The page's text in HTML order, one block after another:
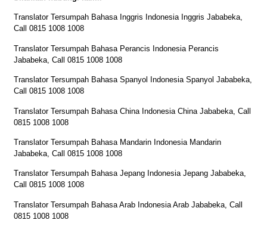
Translator Tersumpah Bahasa Inggris Indonesia Inggris Jababeka,
Call 0815 1008 1008
Translator Tersumpah Bahasa Perancis Indonesia Perancis
Jababeka, Call 0815 1008 1008
Translator Tersumpah Bahasa Spanyol Indonesia Spanyol Jababeka,
Call 0815 1008 1008
Translator Tersumpah Bahasa China Indonesia China Jababeka, Call
0815 1008 1008
Translator Tersumpah Bahasa Mandarin Indonesia Mandarin
Jababeka, Call 0815 1008 1008
Translator Tersumpah Bahasa Jepang Indonesia Jepang Jababeka,
Call 0815 1008 1008
Translator Tersumpah Bahasa Arab Indonesia Arab Jababeka, Call
0815 1008 1008